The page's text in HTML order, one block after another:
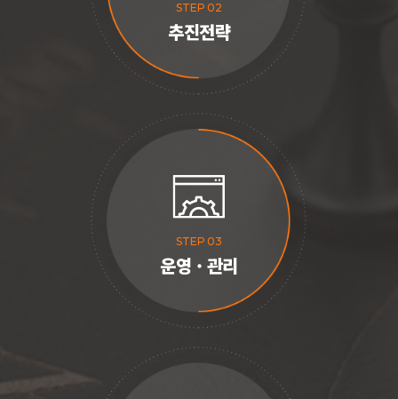
STEP 02
추진전략
STEP 03
운영 · 관리